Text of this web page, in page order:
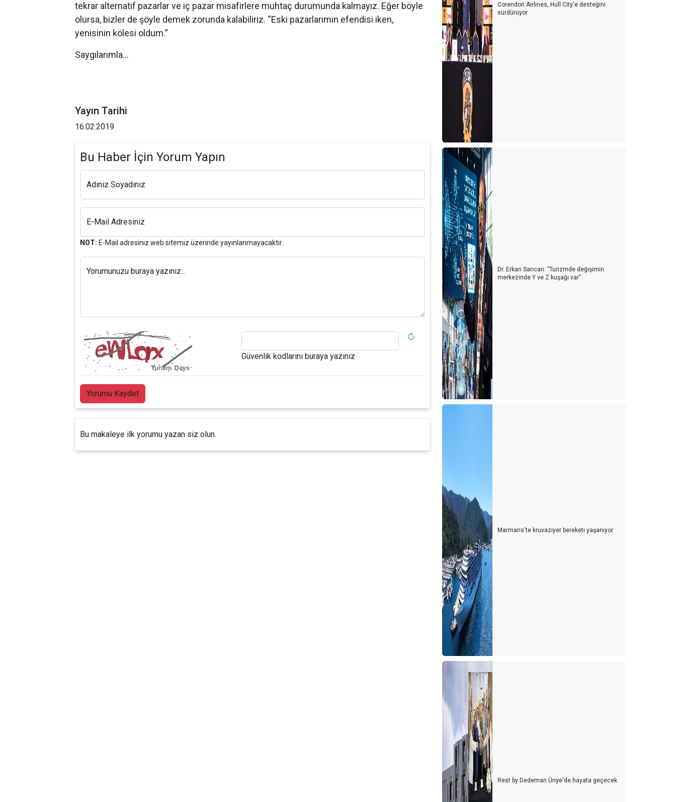
tekrar alternatif pazarlar ve iç pazar misafirlere muhtaç durumunda kalmayız. Eğer böyle
olursa, bizler de şöyle demek zorunda kalabiliriz. “Eski pazarlarımın efendisi iken,
yenisinin kölesi oldum.”
Saygılarımla...
Yayın Tarihi
16.02.2019
Bu Haber İçin Yorum Yapın
Adınız Soyadınız
E-Mail Adresiniz
NOT: E-Mail adresiniz web sitemiz üzerinde yayınlanmayacaktır.
Yorumunuzu buraya yazınız...
Güvenlik kodlarını buraya yazınız
Yorumu Kaydet
Bu makaleye ilk yorumu yazan siz olun.
Deli miyiz, yoksa akıllı mı?
Ya ikinci dalga olursa!
Yeni sertifika kriterlerinde neler var?
Korona virüs için otellerde alınması gereken tedbirler
Krizden çıkmak için neler yapmalıyız?
Dünya’nın çivisi veya komplo teorileri
Yeni bir iş modeli Crowdsourcıng
Bir kırmızı ataç ile bir ev alınabilir mi?
Ateş karıncaları yada Türk turizmi
Krizler gerçekten fırsat mı?
Gelecek de bir gün gelecek
Küresel ısınma ve turizme etkileri
2020'deki Sosyal Medya Trendleri
Gruen etkisi ya da insanları yönlendirme sanatı
1 Dolara otel
Umut (beklenti) teorisi
BAKIŞ AÇISI
Oynatmaya az kaldı
Müşteri memnuniyeti hakkında 7 ilginç gerçek
4. Uluslararası Gastronomi Kongresi
Entellektüel olmak
Gastrofizik
Zamanın durduğu şehir Yalvaç
Kriz anlarında karar alma sanatı
İnsanın en az üç alternatifi olmalı
Taksiler ve şehrin imajı
Hayat seçtiğiniz kadındır
600 Dolar nereye gitti?
Paylaşım ekonomisi ve yeni bir satış stratejisi önerisi
Turizm ve Otelcilik Düzenleme ve Denetleme Kurumu
(TODDK)
Yeni tesisler yönetmeliği
Ah şu biz çılgın Türkler!
Seçim paradoksu ve karar verme zorluğu
Vanilyalı dondurma ve Pontıac
Siz de havlunuzu evinizden getirenlerden misiniz?
Türkler Antalya’ya gelsin mi?
Türkiye’nin Maldivleri Salda gölü
Corendon Airlines, Hull City'e desteğini
sürdürüyor
Dr. Erkan Sarıcan: ‘’Turizmde değişimin
merkezinde Y ve Z kuşağı var’’
Marmaris'te kruvaziyer bereketi yaşanıyor
Rest by Dedeman Ünye'de hayata geçecek